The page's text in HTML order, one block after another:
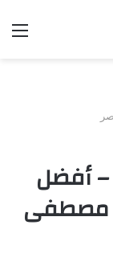
Shelby brothers cafe – أفضل
مصطفى